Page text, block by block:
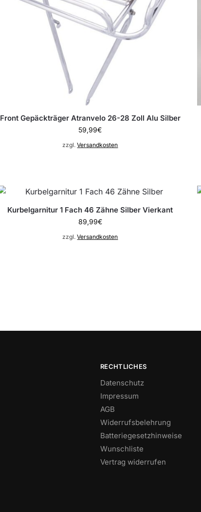
Front Gepäckträger Atranvelo 26-28 Zoll Alu Silber
59,99€
zzgl.Versandkosten
Kurbelgarnitur 1 Fach 46 Zähne Silber Vierkant
89,99€
zzgl.Versandkosten
RECHTLICHES
Datenschutz
Impressum
AGB
Widerrufsbelehrung
Batteriegesetzhinweise
Wunschliste
Vertrag widerrufen